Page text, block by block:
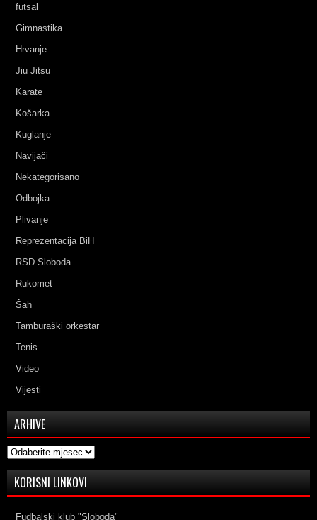
futsal
Gimnastika
Hrvanje
Jiu Jitsu
Karate
Košarka
Kuglanje
Navijači
Nekategorisano
Odbojka
Plivanje
Reprezentacija BiH
RSD Sloboda
Rukomet
Šah
Tamburaški orkestar
Tenis
Video
Vijesti
ARHIVE
Arhive
KORISNI LINKOVI
Fudbalski klub "Sloboda"